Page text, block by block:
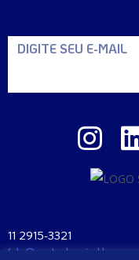
11 2915-3321
fale@santaclara.ind.br